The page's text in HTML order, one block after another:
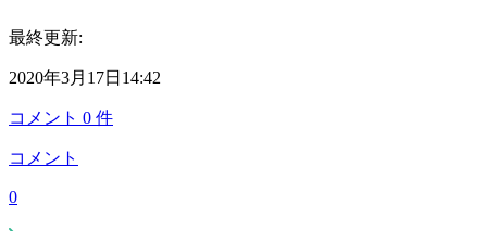
最終更新:
2020年3月17日14:42
コメント 0 件
コメント
0